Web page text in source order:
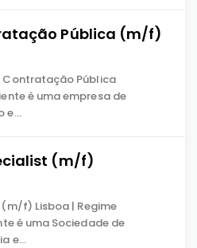
Pública (m/f)
Contratação Pública
é uma empresa de
e…
(m/f)
f) Lisboa | Regime
é uma Sociedade de
e…